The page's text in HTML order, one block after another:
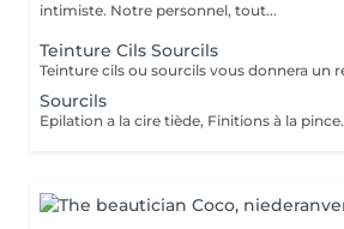
intimiste. Notre personnel, tout...
Teinture Cils Sourcils
Sourcils
Epilation a la cire tiède, Finitions à la pince.